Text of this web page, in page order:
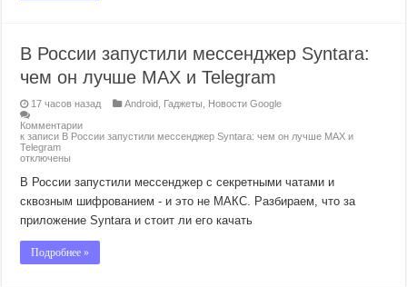
В России запустили мессенджер Syntara:
чем он лучше MAX и Telegram
17 часов назад Android Гаджеты
Новости Google
Комментарии
к записи В России запустили мессенджер Syntara: чем он лучше MAX и
Telegram
отключены
В России запустили мессенджер с секретными чатами и
сквозным шифрованием - и это не МАКС. Разбираем, что за
приложение Syntara и стоит ли его качать
Подробнее »